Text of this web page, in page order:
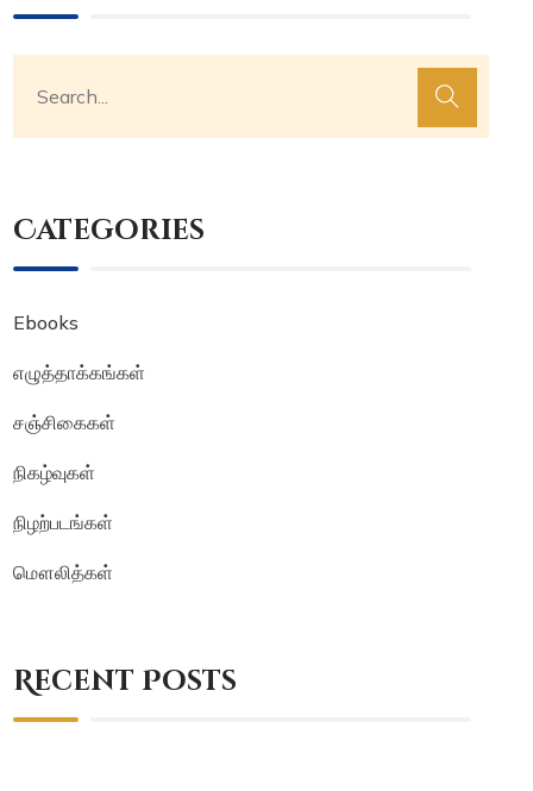
Categories
Ebooks
எழுத்தாக்கங்கள்
சஞ்சிகைகள்
நிகழ்வுகள்
நிழற்படங்கள்
மௌலித்கள்
Recent Posts